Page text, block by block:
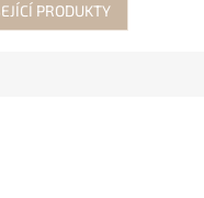
PRODUKTY